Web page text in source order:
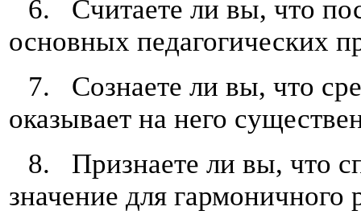
6. Считаете ли вы, что
основных педагогических
7. Сознаете ли вы, что
оказывает на него
8. Признаете ли вы, что
значение для гармоничного